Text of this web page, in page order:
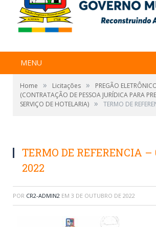
MENU
Home » Licitações »
PREGÃO
(CONTRATAÇÃO DE PESSOA JURÍDICA PARA
SERVIÇO DE HOTELARIA) » TERMO DE
TERMO DE REFERENCIA –
2022
POR CR2-ADMIN2 EM 3 DE OUTUBRO DE 2022